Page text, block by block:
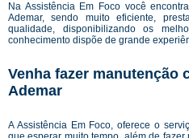
Na Assistência Em Foco você
Ademar, sendo muito eficiente,
qualidade, disponibilizando os
conhecimento dispõe de grande
Venha fazer manutenção
Ademar
A Assistência Em Foco, oferece o